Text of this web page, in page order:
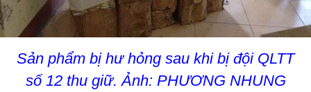
Sản phẩm bị hư hỏng sau khi bị đội QLTT
số 12 thu giữ. Ảnh: PHƯƠNG NHUNG